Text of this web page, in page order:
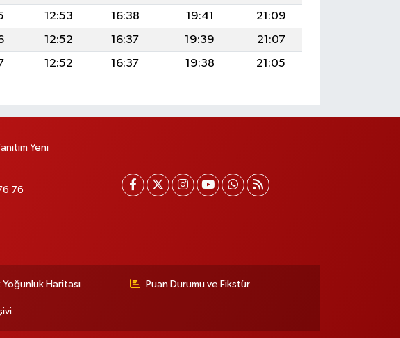
12:53 16:38 19:41
21:09
12:52 16:37 19:39
21:07
12:52 16:37 19:38 21:05
Yeni
76
Haritası Puan Durumu ve Fikstür